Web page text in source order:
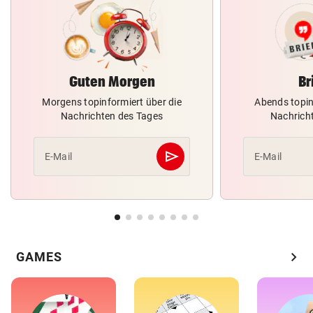
Guten Morgen
Morgens topinformiert über die
Nachrichten des Tages
E-Mail send
Abschicken
Abends
E-Mail
GAMES chevron_right